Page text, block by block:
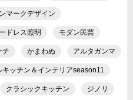
マークデザイン
ドレス照明 モダン民芸
チ かまわぬ アルタガンマ
キッチン＆インテリアseason11
クラシックキッチン ジノリ